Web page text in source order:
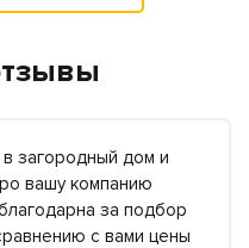
загородный дом и
вашу компанию
за подбор
с вами цены